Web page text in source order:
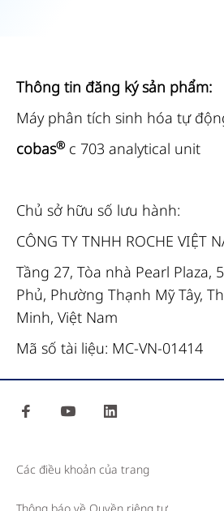
mẫu
tế
bào
tự
trên
lam
kính
hiển
vi
với
thuốc
mô
hóa
tế
Thông tin đăng ký sản phẩm:
Máy phân tích sinh hóa tự
cobas®c 703 analytical unit
Chủ sở hữu số lưu hành:
CÔNG TY TNHH ROCHE VIỆT
Tầng 27, Tòa nhà Pearl Plaza,
Phủ, Phường Thạnh Mỹ Tây,
Minh, Việt Nam
Mã số tài liệu: MC-VN-01414
facebook youtube
Các điều khoản của trang